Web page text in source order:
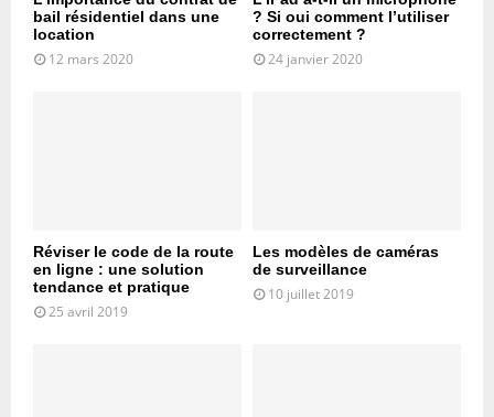
bail résidentiel dans une
location
12 mars 2020
? Si oui comment l’utiliser
correctement ?
24 janvier 2020
Réviser le code de la route
en ligne : une solution
tendance et pratique
25 avril 2019
Les modèles de caméras
de surveillance
10 juillet 2019